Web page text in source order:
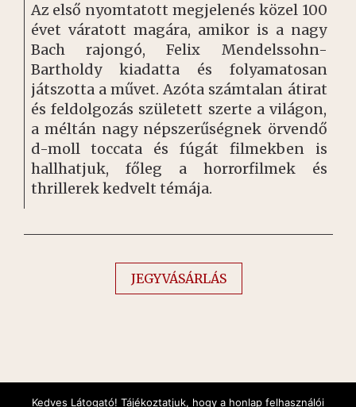
Az első nyomtatott megjelenés közel 100
évet váratott magára, amikor is a nagy
Bach rajongó, Felix Mendelssohn-
Bartholdy kiadatta és folyamatosan
játszotta a művet. Azóta számtalan átirat
és feldolgozás született szerte a világon,
a méltán nagy népszerűségnek örvendő
d-moll toccata és fúgát filmekben is
hallhatjuk, főleg a horrorfilmek és
thrillerek kedvelt témája.
JEGYVÁSÁRLÁS
Kedves Látogató! Tájékoztatjuk, hogy a honlap felhasználói